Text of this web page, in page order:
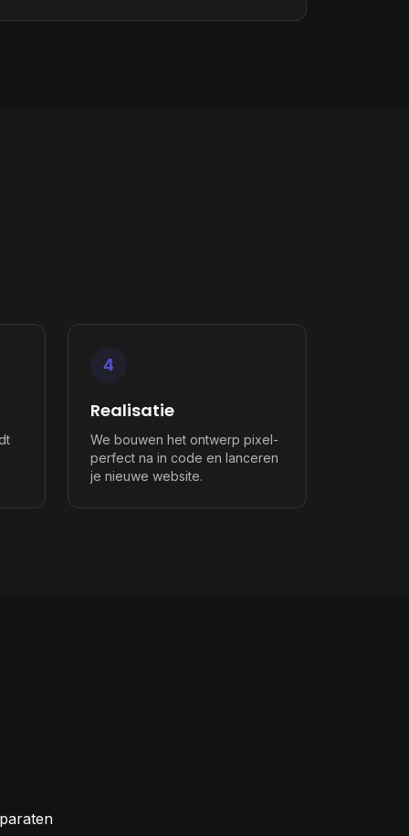
4
Realisatie
We bouwen het ontwerp pixel-
perfect na in code en lanceren
je nieuwe website.